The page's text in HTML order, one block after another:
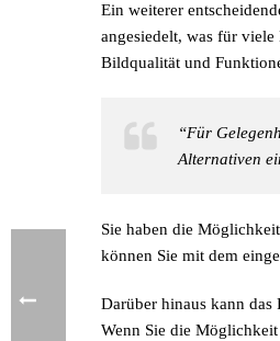
Ein weiterer
angesiedelt, was für
Bildqualität und
“Für
Alternativen
Sie haben die
können Sie mit dem
Darüber hinaus kann das
Wenn Sie die Möglichkeit